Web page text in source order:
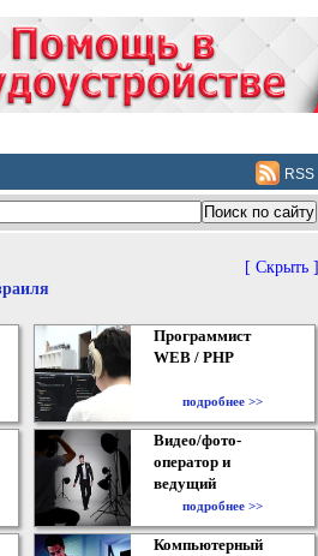
RSS
[ Скрыть ]
Программист
WEB / PHP
подробнее >>
Видео/фото-
оператор и
ведущий
подробнее >>
Компьютерный